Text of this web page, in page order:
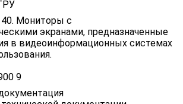
Мониторы с
экранами, предназначенные
в видеоинформационных системах
9